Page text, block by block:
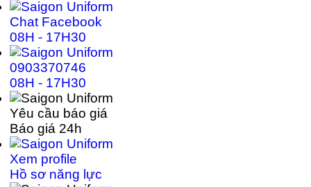
Chat Facebook
08H - 17H30
0903370746
08H - 17H30
Yêu cầu báo giá
Báo giá 24h
Xem profile
Hồ sơ năng lực